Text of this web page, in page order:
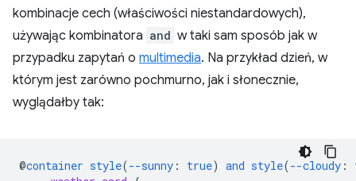
kombinacje cech (właściwości niestandardowych),
używając kombinatora and w taki sam sposób jak w
przypadku zapytań o multimedia. Na przykład dzień, w
którym jest zarówno pochmurno, jak i słonecznie,
wyglądałby tak:
@container style(--sunny : true) and style(--cloudy :